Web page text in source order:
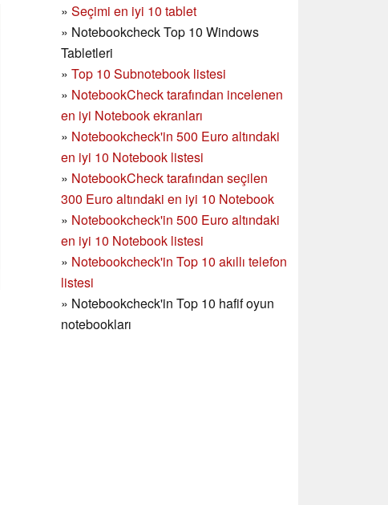
» Seçimi en iyi 10 tablet
» Notebookcheck Top 10 Windows
Tabletleri
» Top 10 Subnotebook listesi
» NotebookCheck tarafından incelenen
en iyi Notebook ekranları
» Notebookcheck'in 500 Euro altındaki
en iyi 10 Notebook listesi
» NotebookCheck tarafından seçilen
300 Euro altındaki en iyi 10 Notebook
» Notebookcheck'in 500 Euro altındaki
en iyi 10 Notebook listesi
» Notebookcheck'in Top 10 akıllı telefon
listesi
» Notebookcheck'in Top 10 hafif oyun
notebookları